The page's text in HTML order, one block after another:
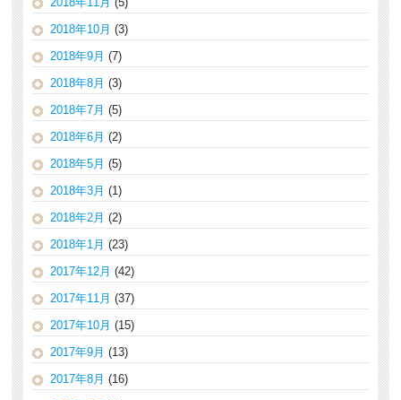
2018年10月 (3)
2018年9月 (7)
2018年8月 (3)
2018年7月 (5)
2018年6月 (2)
2018年5月 (5)
2018年3月 (1)
2018年2月 (2)
2018年1月 (23)
2017年12月 (42)
2017年11月 (37)
2017年10月 (15)
2017年9月 (13)
2017年8月 (16)